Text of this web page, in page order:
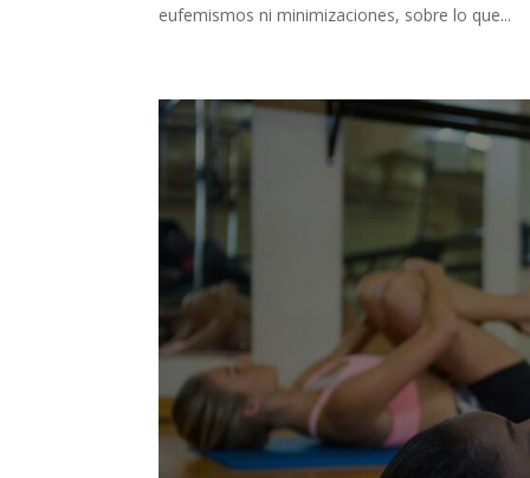
eufemismos ni minimizaciones, sobre lo que...